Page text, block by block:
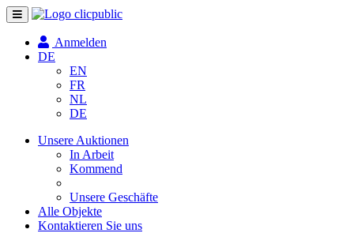
Navigation
umschalten
Anmelden
DE
EN
FR
NL
DE
Unsere Auktionen
In Arbeit
Kommend
Unsere Geschäfte
Alle Objekte
Kontaktieren Sie uns